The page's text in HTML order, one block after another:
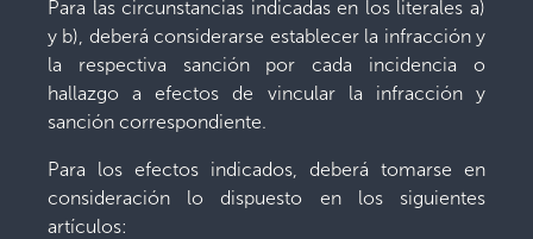
Para las circunstancias indicadas en los literales a)
y b), deberá considerarse establecer la infracción y
la respectiva sanción por cada incidencia o
hallazgo a efectos de vincular la infracción y
sanción correspondiente.
Para los efectos indicados, deberá tomarse en
consideración lo dispuesto en los siguientes
artículos: